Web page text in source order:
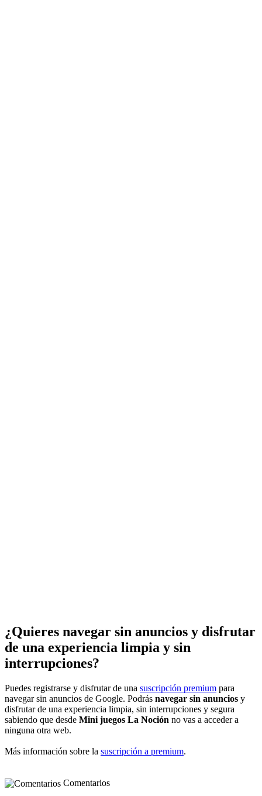
¿Quieres navegar sin anuncios y disfrutar
de una experiencia limpia y sin
interrupciones?
Puedes registrarse y disfrutar de una suscripción premium para
navegar sin anuncios de Google. Podrás navegar sin anuncios y
disfrutar de una experiencia limpia, sin interrupciones y segura
sabiendo que desde Mini juegos La Noción no vas a acceder a
ninguna otra web.
Más información sobre la suscripción a premium.
Comentarios